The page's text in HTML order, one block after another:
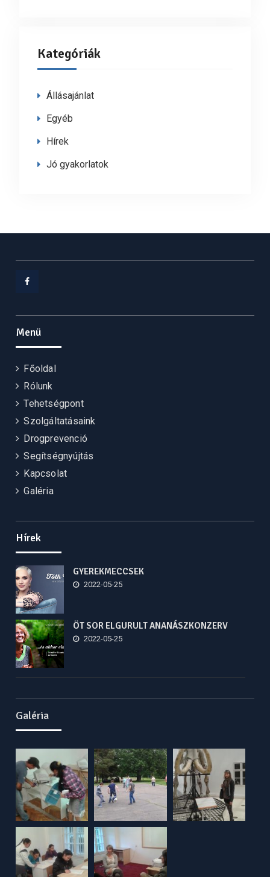
Kategóriák
Állásajánlat
Egyéb
Hírek
Jó gyakorlatok
Menü
Főoldal
Rólunk
Tehetségpont
Szolgáltatásaink
Drogprevenció
Segítségnyújtás
Kapcsolat
Galéria
Hírek
GYEREKMECCSEK
2022-05-25
ÖT SOR ELGURULT ANANÁSZKONZERV
2022-05-25
Galéria